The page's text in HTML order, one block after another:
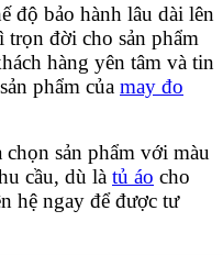
độ bảo hành lâu dài lên
đời cho sản phẩm
hàng yên tâm và tin
phẩm của may đo
sản phẩm với màu
cầu, dù là tủ áo cho
hệ ngay để được tư